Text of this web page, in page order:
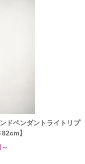
ドペンダントライトリプ
】